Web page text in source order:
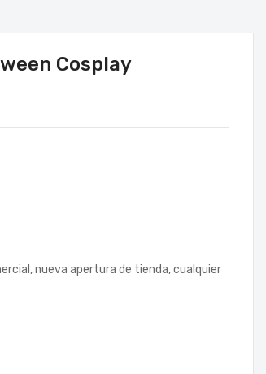
Cosplay
nueva apertura de tienda, cualquier